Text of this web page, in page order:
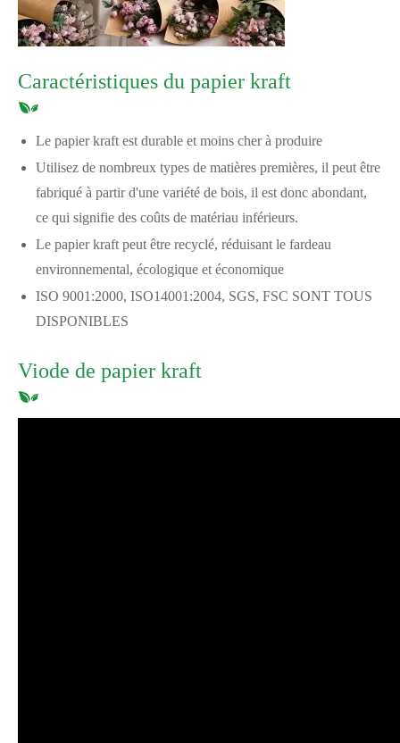
Caractéristiques du papier kraft
Le papier kraft est durable et moins cher à produire
Utilisez de nombreux types de matières premières, il peut être
fabriqué à partir d'une variété de bois, il est donc abondant,
ce qui signifie des coûts de matériau inférieurs.
Le papier kraft peut être recyclé, réduisant le fardeau
environnemental, écologique et économique
ISO 9001:2000, ISO14001:2004, SGS, FSC SONT TOUS
DISPONIBLES
Viode de papier kraft